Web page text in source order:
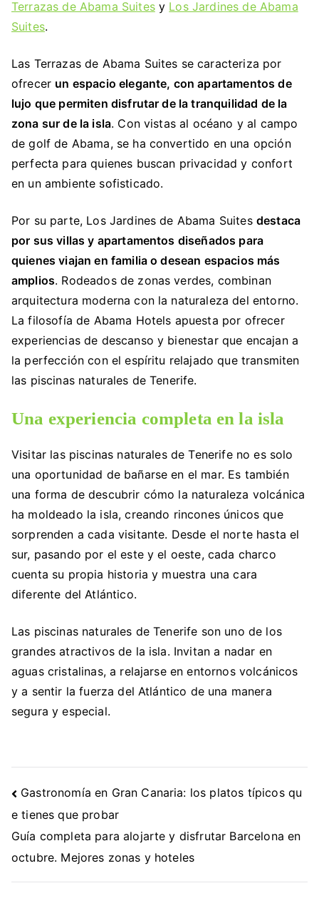
Terrazas de Abama Suitesy Los Jardines de Abama
Suites.
Las Terrazas de Abama Suites se caracteriza por
ofrecer un espacio elegante, con apartamentos de
lujo que permiten disfrutar de la tranquilidad de la
zona sur de la isla. Con vistas al océano y al campo
de golf de Abama, se ha convertido en una opción
perfecta para quienes buscan privacidad y confort
en un ambiente sofisticado.
Por su parte, Los Jardines de Abama Suites destaca
por sus villas y apartamentos diseñados para
quienes viajan en familia o desean espacios más
amplios. Rodeados de zonas verdes, combinan
arquitectura moderna con la naturaleza del entorno.
La filosofía de Abama Hotels apuesta por ofrecer
experiencias de descanso y bienestar que encajan a
la perfección con el espíritu relajado que transmiten
las piscinas naturales de Tenerife.
Una experiencia completa en la isla
Visitar las piscinas naturales de Tenerife no es solo
una oportunidad de bañarse en el mar. Es también
una forma de descubrir cómo la naturaleza volcánica
ha moldeado la isla, creando rincones únicos que
sorprenden a cada visitante. Desde el norte hasta el
sur, pasando por el este y el oeste, cada charco
cuenta su propia historia y muestra una cara
diferente del Atlántico.
Las piscinas naturales de Tenerife son uno de los
grandes atractivos de la isla. Invitan a nadar en
aguas cristalinas, a relajarse en entornos volcánicos
y a sentir la fuerza del Atlántico de una manera
segura y especial.
Navegación
de
entradas
Gastronomía en Gran Canaria: los platos típicos qu
e tienes que probar
Guía completa para alojarte y disfrutar Barcelona en
octubre. Mejores zonas y hoteles